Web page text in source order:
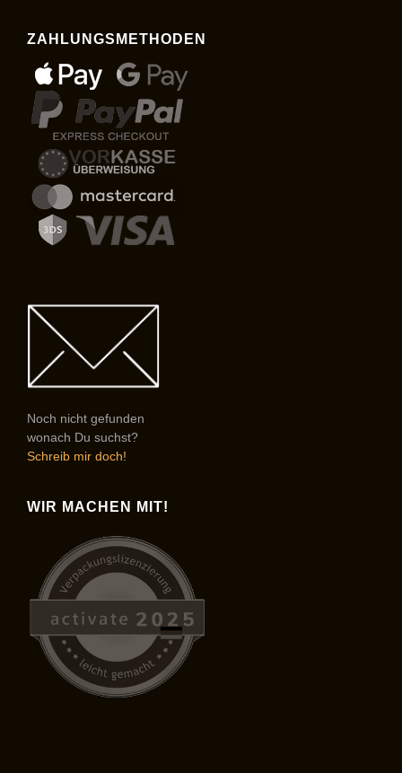
ZAHLUNGSMETHODEN
Noch nicht gefunden
wonach Du suchst?
Schreib mir doch!
WIR MACHEN MIT!